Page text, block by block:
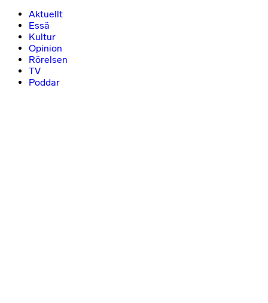
Aktuellt
Essä
Kultur
Opinion
Rörelsen
TV
Poddar